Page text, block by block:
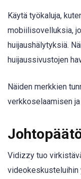
Käytä työkaluja,
mobiilisovelluksia,
huijaushälytyksiä.
huijaussivustojen
Näiden merkkien
verkkoselaamisen
Vidizzy tuo
videokeskusteluihin